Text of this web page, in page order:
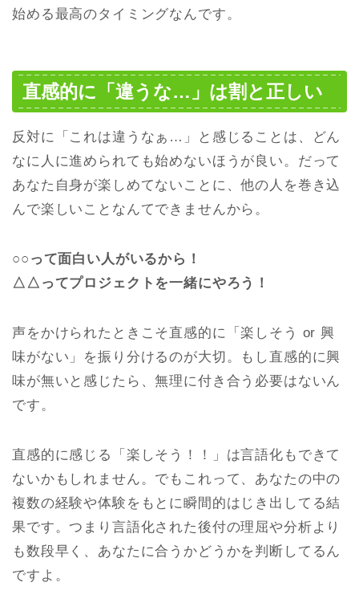
始める最高のタイミングなんです。
直感的に「違うな…」は割と正しい
反対に「これは違うなぁ…」と感じることは、どん
なに人に進められても始めないほうが良い。だって
あなた自身が楽しめてないことに、他の人を巻き込
んで楽しいことなんてできませんから。
○○って面白い人がいるから！
△△ってプロジェクトを一緒にやろう！
声をかけられたときこそ直感的に「楽しそう or 興
味がない」を振り分けるのが大切。もし直感的に興
味が無いと感じたら、無理に付き合う必要はないん
です。
直感的に感じる「楽しそう！！」は言語化もできて
ないかもしれません。でもこれって、あなたの中の
複数の経験や体験をもとに瞬間的はじき出してる結
果です。つまり言語化された後付の理屈や分析より
も数段早く、あなたに合うかどうかを判断してるん
ですよ。